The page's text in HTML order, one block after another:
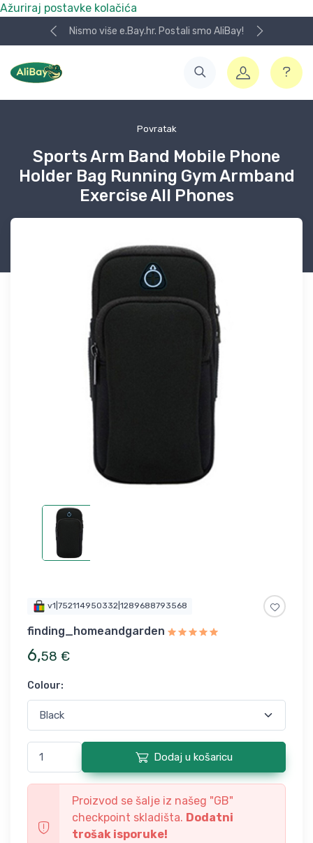
Ažuriraj postavke kolačića
Nismo više e.Bay.hr. Postali smo AliBay!
Povratak
Sports Arm Band Mobile Phone
Holder Bag Running Gym Armband
Exercise All Phones
v1|752114950332|1289688793568
finding_homeandgarden
6,58 €
Colour:
Dodaj u košaricu
Proizvod se šalje iz našeg "GB"
checkpoint skladišta. Dodatni
trošak isporuke!